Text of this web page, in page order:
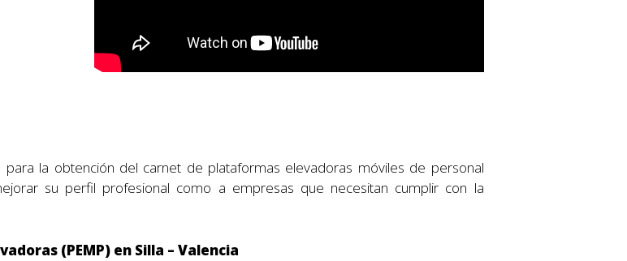
la obtención del carnet de plataformas elevadoras móviles de personal
su perfil profesional como a empresas que necesitan cumplir con la
(PEMP) en Silla – Valencia